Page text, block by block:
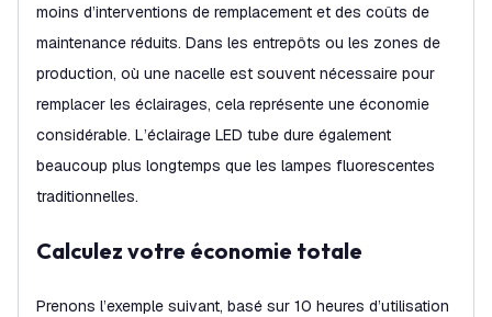
moins d’interventions de remplacement et des coûts de
maintenance réduits. Dans les entrepôts ou les zones de
production, où une nacelle est souvent nécessaire pour
remplacer les éclairages, cela représente une économie
considérable. L’éclairage LED tube dure également
beaucoup plus longtemps que les lampes fluorescentes
traditionnelles.
Calculez votre économie totale
Prenons l’exemple suivant, basé sur 10 heures d’utilisation